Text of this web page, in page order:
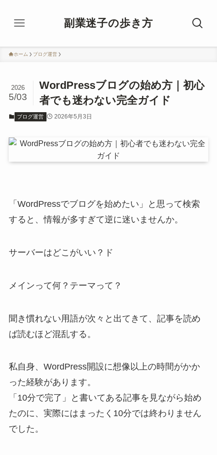
副業迷子の歩き方
ホーム ブログ運営
WordPressブログの始め方｜初心
者でも迷わない完全ガイド
2026
5/03
ブログ運営 2026年5月3日
「WordPressでブログを始めたい」と思って検索
すると、情報が多すぎて逆に迷いませんか。
サーバーはどこがいい？ド
メインって何？テーマって？
聞き慣れない用語が次々と出てきて、記事を読め
ば読むほど混乱する。
私自身、WordPress開設に想像以上の時間がかか
った経験があります。
「10分で完了」と書いてある記事を見ながら始め
たのに、実際にはまったく10分では終わりません
でした。